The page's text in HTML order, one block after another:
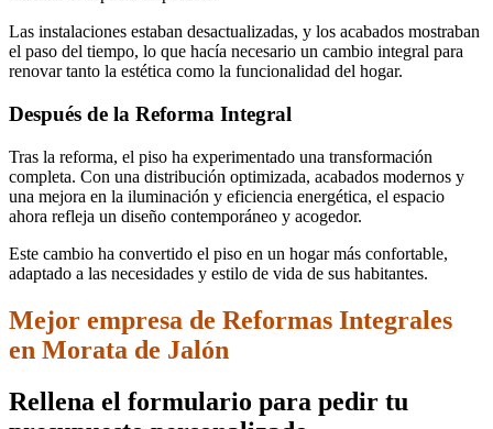
Las instalaciones estaban desactualizadas, y los acabados mostraban
el paso del tiempo, lo que hacía necesario un cambio integral para
renovar tanto la estética como la funcionalidad del hogar.
Después de la Reforma Integral
Tras la reforma, el piso ha experimentado una transformación
completa. Con una distribución optimizada, acabados modernos y
una mejora en la iluminación y eficiencia energética, el espacio
ahora refleja un diseño contemporáneo y acogedor.
Este cambio ha convertido el piso en un hogar más confortable,
adaptado a las necesidades y estilo de vida de sus habitantes.
Mejor empresa de Reformas Integrales
en Morata de Jalón
Rellena el formulario para pedir tu